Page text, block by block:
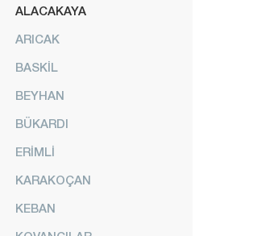
ALACAKAYA
ARICAK
BASKİL
BEYHAN
BÜKARDI
ERİMLİ
KARAKOÇAN
KEBAN